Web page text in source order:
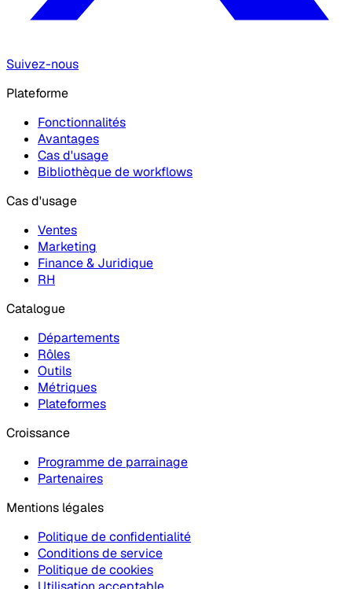
Suivez-nous
Plateforme
Fonctionnalités
Avantages
Cas d'usage
Bibliothèque de workflows
Cas d'usage
Ventes
Marketing
Finance & Juridique
RH
Catalogue
Départements
Rôles
Outils
Métriques
Plateformes
Croissance
Programme de parrainage
Partenaires
Mentions légales
Politique de confidentialité
Conditions de service
Politique de cookies